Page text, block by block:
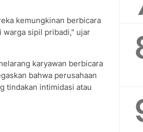
kemungkinan berbicara
warga sipil pribadi," ujar
karyawan berbicara
bahwa perusahaan
tindakan intimidasi atau